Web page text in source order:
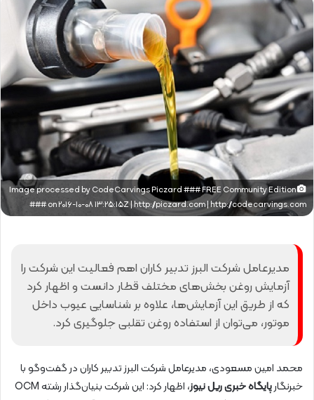
Image processed by CodeCarvings Piczard ### FREE Community Edition
### on 2016-10-08 13:25:15Z | http://piczard.com | http://codecarvings.com
مدیرعامل شرکت البرز تدبیر کاران اهم فعالیت این شرکت را
آزمایش روغن بخش‌های مختلف قطار دانست و اظهار کرد
که از طریق این آزمایش‌ها، علاوه بر شناسایی عیوب داخل
موتور، می‌توان از استفاده روغن تقلبی جلوگیری کرد.
محمد امین مسعودی، مدیرعامل شرکت البرز تدبیر کاران در گفت‌وگو با
خبرنگارپایگاه خبری ریل نیوز
، اظهار کرد: این شرکت بنیان‌گذار رشته OCM